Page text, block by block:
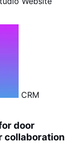
CRM
door
collaboration